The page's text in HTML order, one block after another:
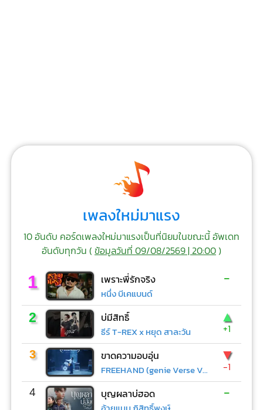
เพลงใหม่มาแรง
10 อันดับ คอร์ดเพลงใหม่มาแรงเป็นที่นิยมในขณะนี้ อัพเดท
อันดับทุกวัน (ข้อมูลวันที่ 09/08/2569 | 20:00)
1 เพราะพี่รักจริง
หนึ่ง บีเคแบนด์
-
2 บ่มีสิทธิ์
ธีร์ T-REX x หยุด สาละวัน
▲
+1
3 ขาดความอบอุ่น
FREEHAND (genie Verse Vol.1)
▼
-1
4 บุญผลาบ่ฮอด -